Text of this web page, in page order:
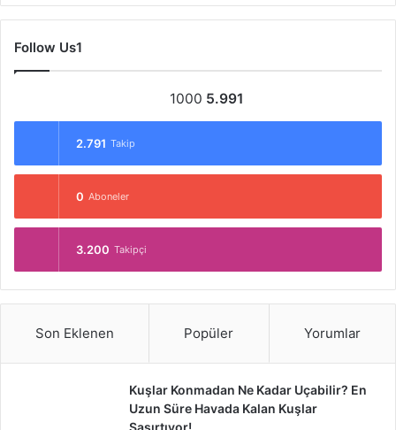
Follow Us1
1000 5.991
2.791 Takip
0 Aboneler
3.200 Takipçi
Son Eklenen Popüler Yorumlar
Kuşlar Konmadan Ne Kadar Uçabilir? En
Uzun Süre Havada Kalan Kuşlar
Şaşırtıyor!